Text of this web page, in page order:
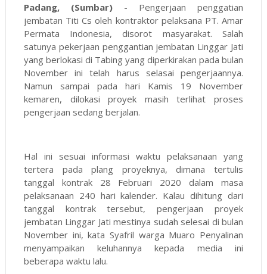
Padang, (Sumbar) - Pengerjaan penggatian
jembatan Titi Cs oleh kontraktor pelaksana PT. Amar
Permata Indonesia, disorot masyarakat. Salah
satunya pekerjaan penggantian jembatan Linggar Jati
yang berlokasi di Tabing yang diperkirakan pada bulan
November ini telah harus selasai pengerjaannya.
Namun sampai pada hari Kamis 19 November
kemaren, dilokasi proyek masih terlihat proses
pengerjaan sedang berjalan.
Hal ini sesuai informasi waktu pelaksanaan yang
tertera pada plang proyeknya, dimana tertulis
tanggal kontrak 28 Februari 2020 dalam masa
pelaksanaan 240 hari kalender. Kalau dihitung dari
tanggal kontrak tersebut, pengerjaan proyek
jembatan Linggar Jati mestinya sudah selesai di bulan
November ini, kata Syafril warga Muaro Penyalinan
menyampaikan keluhannya kepada media ini
beberapa waktu lalu.